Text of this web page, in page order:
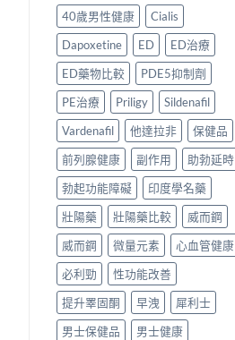
價〉
中
全
服
用
方
法
與
貨
購
買
指
南〉
中
買
渠
道
＋
價
錢
整
指
南〉
中
買
先
安
心？
2026
年
港
延
時
噴
霧
購
買
南〉
40歲男性健康
Cialis
Dapoxetine
ED
ED治療
ED藥物比較
PDE5抑制劑
PE治療
Priligy
Sildenafil
Vardenafil
他達拉非
保健品
前列腺健康
副作用
助勃延時
勃起功能障礙
印度學名藥
壯陽藥
壯陽藥比較
威而鋼
威而鋼
微量元素
心血管健康
必利勁
性功能改善
提升睪固酮
早洩
犀利士
男士保健品
男士健康